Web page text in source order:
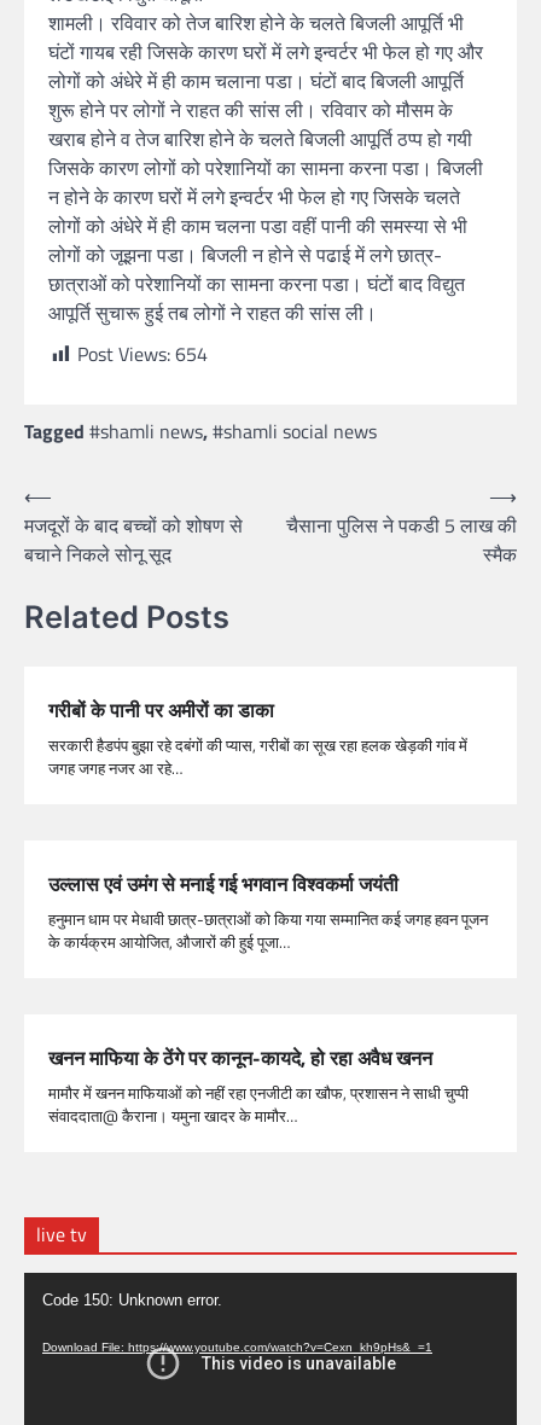
शामली। रविवार को तेज बारिश होने के चलते बिजली आपूर्ति भी
घंटों गायब रही जिसके कारण घरों में लगे इन्वर्टर भी फेल हो गए और
लोगों को अंधेरे में ही काम चलाना पडा। घंटों बाद बिजली आपूर्ति
शुरू होने पर लोगों ने राहत की सांस ली। रविवार को मौसम के
खराब होने व तेज बारिश होने के चलते बिजली आपूर्ति ठप्प हो गयी
जिसके कारण लोगों को परेशानियों का सामना करना पडा। बिजली
न होने के कारण घरों में लगे इन्वर्टर भी फेल हो गए जिसके चलते
लोगों को अंधेरे में ही काम चलना पडा वहीं पानी की समस्या से भी
लोगों को जूझना पडा। बिजली न होने से पढाई में लगे छात्र-
छात्राओं को परेशानियों का सामना करना पडा। घंटों बाद विद्युत
आपूर्ति सुचारू हुई तब लोगों ने राहत की सांस ली।
Post Views:654
Tagged #shamli news,#shamli social news
⟵
मजदूरों के बाद बच्चों को शोषण से
बचाने निकले सोनू सूद
चैसाना पुलिस ने पकडी 5 लाख की
स्मैक
⟶
Related Posts
गरीबों के पानी पर अमीरों का डाका
सरकारी हैडपंप बुझा रहे दबंगों की प्यास, गरीबों का सूख रहा हलक खेड़की गांव में
जगह जगह नजर आ रहे…
उल्लास एवं उमंग से मनाई गई भगवान विश्वकर्मा जयंती
हनुमान धाम पर मेधावी छात्र-छात्राओं को किया गया सम्मानित कई जगह हवन पूजन
के कार्यक्रम आयोजित, औजारों की हुई पूजा…
खनन माफिया के ठेंगे पर कानून-कायदे, हो रहा अवैध खनन
मामौर में खनन माफियाओं को नहीं रहा एनजीटी का खौफ, प्रशासन ने साधी चुप्पी
संवाददाता@ कैराना। यमुना खादर के मामौर…
live tv
Video
Player
Code 150: Unknown error.
Download File: https://www.youtube.com/watch?v=Cexn_kh9pHs&_=1